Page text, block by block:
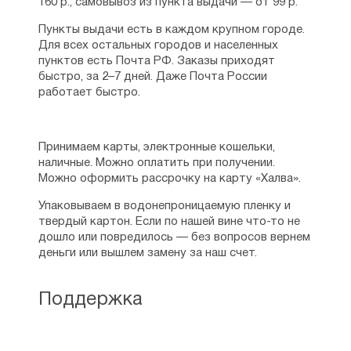
Твиста». Именно в чередовании юмора
популярности — «эффект хорошо
приготовленного бекона с прослойками».
Однако, семейная его жизнь начала
трещать по швам с самого начала. Первой
воспылал к ней страстью, но будучи
слабого здоровья, девушка умерла
буквально у него на руках. Затем другие
женщины, которых посещал Диккенс,
вызывали ревность располневшей
от регулярных родов супруги.
Деспотичный семейный диктатор Чарльз
детскую мечту — приобрел старинный
замок Гэдсхилл-плейс в Кенте.
Поддержка
160 р., самовывоз из пункта выдачи — от 99 р.
Пункты выдачи есть в каждом крупном городе.
Для всех остальных городов и населенных
пунктов есть Почта РФ. Заказы приходят
быстро, за 2–7 дней. Даже Почта России
работает быстро.
Принимаем карты, электронные кошельки,
наличные. Можно оплатить при получении.
Можно оформить рассрочку на карту «Халва».
Упаковываем в водонепроницаемую пленку и
твердый картон. Если по нашей вине что-то не
дошло или повредилось — без вопросов вернем
деньги или вышлем замену за наш счет.